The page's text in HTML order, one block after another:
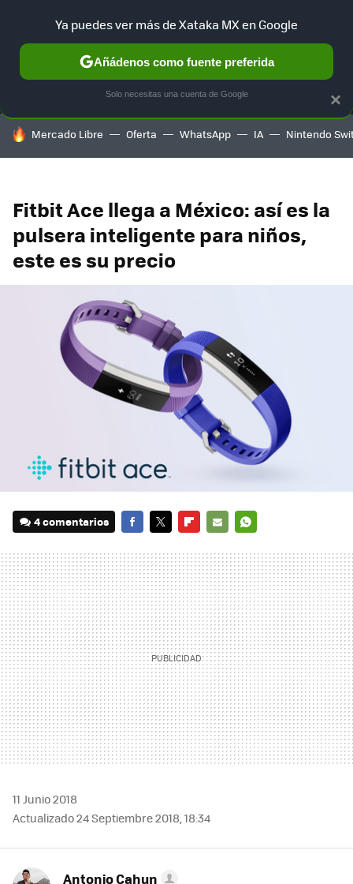
MENÚ NUEVO
GAMING HOME AUTO
HOY SE HABLA DE
Mercado Libre Oferta WhatsApp IA Nintendo
Fitbit Ace llega a México: así es la
pulsera inteligente para niños,
este es su precio
4 comentarios
MAIL
11 Junio 2018
Actualizado 24 Septiembre 2018, 18:34
Antonio Cahun
×
Ya puedes ver más de Xataka MX en Google
Añádenos como fuente preferida
Solo necesitas una cuenta de Google